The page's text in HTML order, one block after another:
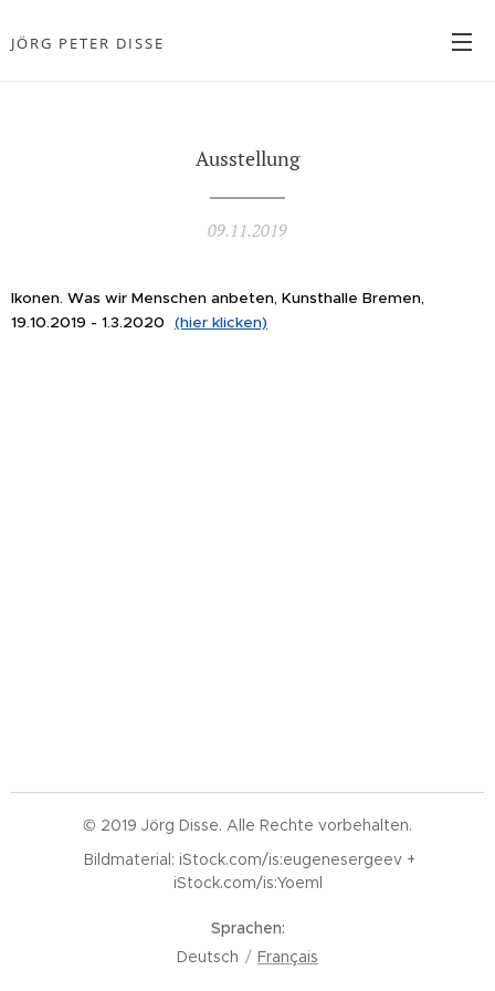
JÖRG PETER DISSE
Ausstellung
09.11.2019
Ikonen. Was wir Menschen anbeten, Kunsthalle Bremen,
19.10.2019 - 1.3.2020 (hier klicken)
© 2019 Jörg Disse. Alle Rechte vorbehalten.
Bildmaterial: iStock.com/is:eugenesergeev +
iStock.com/is:Yoeml
Sprachen
Deutsch
Français